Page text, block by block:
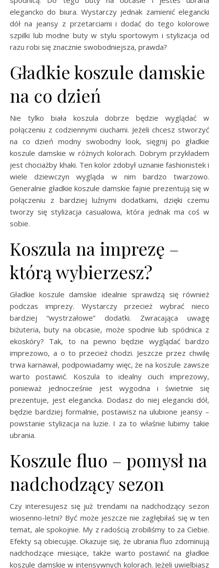
elegancko do biura. Wystarczy jednak zamienić elegancki
dół na jeansy z przetarciami i dodać do tego kolorowe
szpilki lub modne buty w stylu sportowym i stylizacja od
razu robi się znacznie swobodniejsza, prawda?
Gładkie koszule damskie
na co dzień
Nie tylko biała koszula dobrze będzie wyglądać w
połączeniu z codziennymi ciuchami. Jeżeli chcesz stworzyć
na co dzień modny swobodny look, sięgnij po gładkie
koszule damskie w różnych kolorach. Dobrym przykładem
jest chociażby khaki. Ten kolor zdobył uznanie fashionistek i
wiele dziewczyn wygląda w nim bardzo twarzowo.
Generalnie gładkie koszule damskie fajnie prezentują się w
połączeniu z bardziej luźnymi dodatkami, dzięki czemu
tworzy się stylizacja casualowa, która jednak ma coś w
sobie.
Koszula na imprezę –
którą wybierzesz?
Gładkie koszule damskie idealnie sprawdzą się również
podczas imprezy. Wystarczy przecież wybrać nieco
bardziej “wystrzałowe” dodatki. Zwracająca uwagę
biżuteria, buty na obcasie, może spodnie lub spódnica z
ekoskóry? Tak, to na pewno będzie wyglądać bardzo
imprezowo, a o to przecież chodzi. Jeszcze przez chwilę
trwa karnawał, podpowiadamy więc, że na koszule zawsze
warto postawić. Koszula to idealny ciuch imprezowy,
ponieważ jednocześnie jest wygodna i świetnie się
prezentuje, jest elegancka. Dodasz do niej elegancki dół,
będzie bardziej formalnie, postawisz na ulubione jeansy –
powstanie stylizacja na luzie. I za to właśnie lubimy takie
ubrania.
Koszule fluo – pomysł na
nadchodzący sezon
Czy interesujesz się już trendami na nadchodzący sezon
wiosenno-letni? Być może jeszcze nie zagłębiłaś się w ten
temat, ale spokojnie. My z radością zrobiliśmy to za Ciebie.
Efekty są obiecująe. Okazuje się, że ubrania fluo zdominują
nadchodzące miesiące, także warto postawić na gładkie
koszule damskie w intensywnych kolorach. Jeżeli uwielbiasz